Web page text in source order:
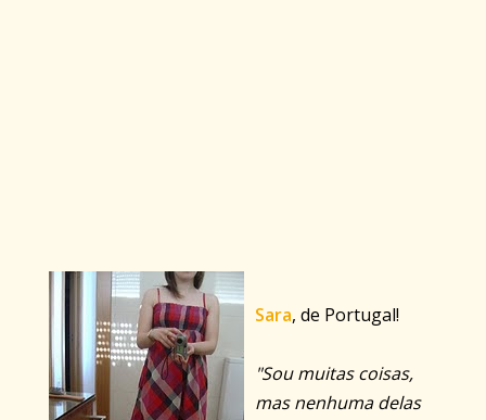
Sara, de Portugal!
"Sou muitas coisas,
mas nenhuma delas